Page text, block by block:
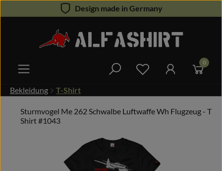
Zum Hauptinhalt springenDesign made in Germany
Du hast 0 0
Bekleidung T-Shirt
Sturmvogel Me 262 Schwalbe Luftwaffe Wh Flugzeug - T
Shirt #1043
Bildergalerie überspringen